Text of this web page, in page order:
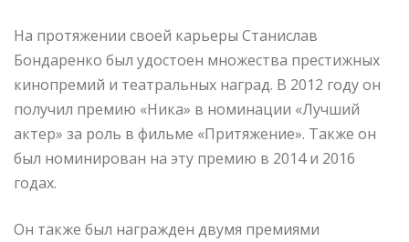
На протяжении своей карьеры Станислав
Бондаренко был удостоен множества престижных
кинопремий и театральных наград. В 2012 году он
получил премию «Ника» в номинации «Лучший
актер» за роль в фильме «Притяжение». Также он
был номинирован на эту премию в 2014 и 2016
годах.
Он также был награжден двумя премиями